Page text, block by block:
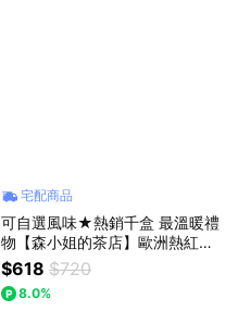
宅配商品
可自選風味★熱銷千盒 最溫暖禮
物【森小姐的茶店】歐洲熱紅酒
香料包禮盒
$618 $720
8.0%